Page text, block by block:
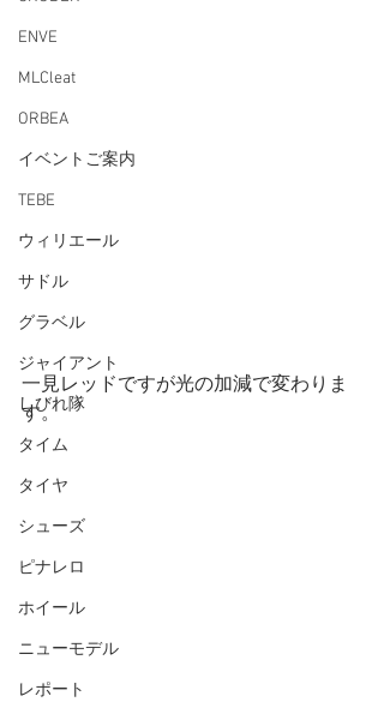
ENVE
MLCleat
ORBEA
イベントご案内
TEBE
ウィリエール
サドル
グラベル
ジャイアント
しびれ隊
タイム
タイヤ
シューズ
ピナレロ
ホイール
ニューモデル
レポート
一見レッドですが光の加減で変わりま
す。